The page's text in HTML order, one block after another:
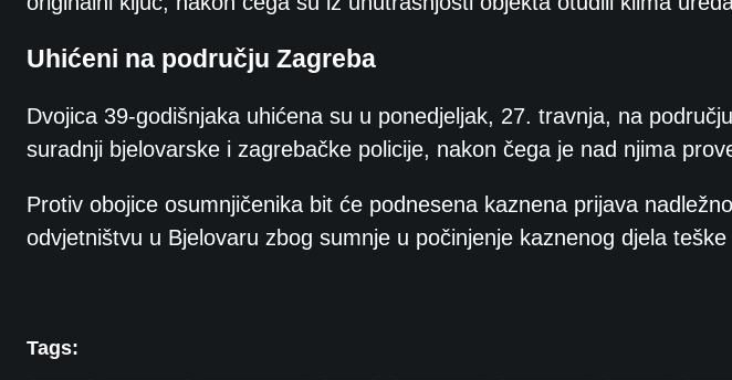
Uhićeni na području Zagreba
Dvojica 39-godišnjaka uhićena su u ponedjeljak, 27. travnja, na
suradnji bjelovarske i zagrebačke policije, nakon čega je nad njima
Protiv obojice osumnjičenika bit će podnesena kaznena prijava
odvjetništvu u Bjelovaru zbog sumnje u počinjenje kaznenog djela
Tags: